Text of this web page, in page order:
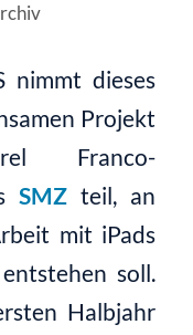
nimmt dieses
Projekt
Franco-
SMZ teil, an
mit iPads
soll.
Halbjahr